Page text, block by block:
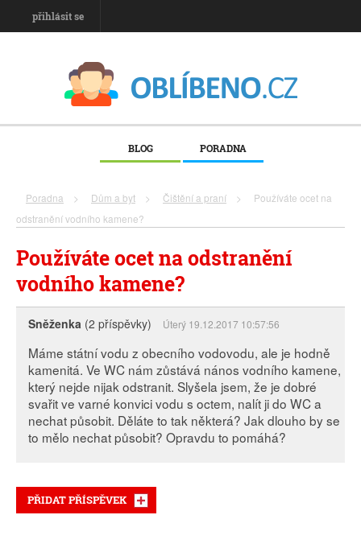
přihlásit se
BLOG PORADNA
Poradna > Dům a byt > Čištění a praní >
Používáte ocet na
odstranění vodního kamene?
Používáte ocet na odstranění
vodního kamene?
Sněženka (2 příspěvky) Úterý 19.12.2017 10:57:56
Máme státní vodu z obecního vodovodu, ale je hodně
kamenitá. Ve WC nám zůstává nános vodního kamene,
který nejde nijak odstranit. Slyšela jsem, že je dobré
svařit ve varné konvici vodu s octem, nalít ji do WC a
nechat působit. Děláte to tak některá? Jak dlouho by se
to mělo nechat působit? Opravdu to pomáhá?
PŘIDAT PŘÍSPĚVEK